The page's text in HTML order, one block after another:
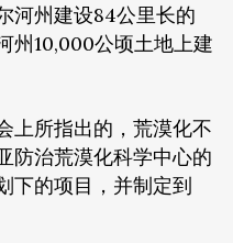
河州建设84公里长的
州10,000公顷土地上建
上所指出的，荒漠化不
防治荒漠化科学中心的
下的项目，并制定到